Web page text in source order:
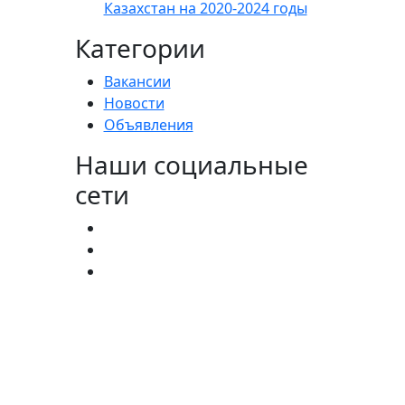
Казахстан на 2020-2024 годы
Категории
Вакансии
Новости
Объявления
Наши социальные
сети